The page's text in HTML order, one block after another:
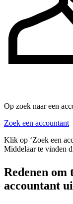
Op zoek naar een
Zoek een accountant
Klik op ‘Zoek een
Middelaar te vinden
Redenen om
accountant